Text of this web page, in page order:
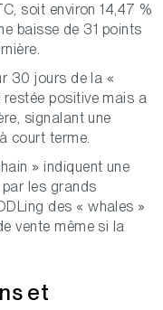
soit environ 14,47 %
baisse de 31 points
30 jours de la «
positive mais a
signalant une
court terme.
» indiquent une
les grands
des « whales »
vente même si la
et